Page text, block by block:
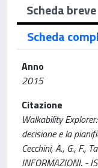
Scheda breve
Scheda
Anno
2015
Citazione
Walkability
decisione e la
Cecchini, A., G., F.,
INFORMAZIONI. -